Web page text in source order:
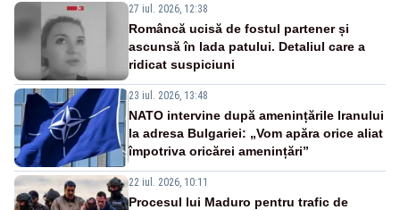
27 iul. 2026, 12:38
Româncă ucisă de fostul partener și
ascunsă în lada patului. Detaliul care a
ridicat suspiciuni
23 iul. 2026, 13:48
NATO intervine după amenințările Iranului
la adresa Bulgariei: „Vom apăra orice aliat
împotriva oricărei amenințări”
22 iul. 2026, 10:11
Procesul lui Maduro pentru trafic de